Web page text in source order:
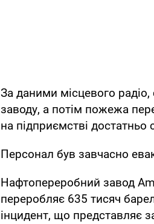
За даними місцевого радіо,
заводу, а потім пожежа
на підприємстві достатньо
Персонал був завчасно
Нафтопереробний завод
переробляє 635 тисяч
інцидент, що представляє